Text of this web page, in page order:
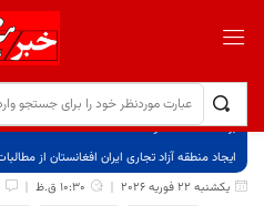
برگ نخست
نوشته‌ها
ایجاد منطقه آزاد تجاری ایران افغانستان از
یکشنبه 22 فوریه 2026
10:30 ق.ظ